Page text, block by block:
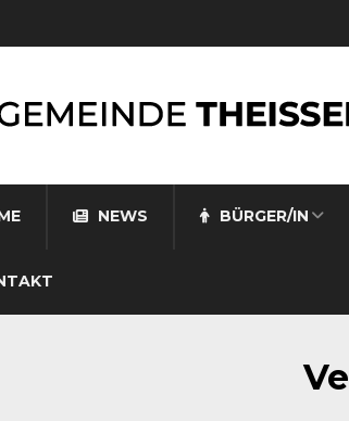
NEWS BÜRGER/IN